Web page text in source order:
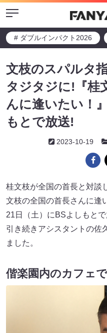
Menu
# ダブルインパクト2026
文枝のスパルタ
タジタジに!『桂
んに逢いたい！
もとで放送!
2023-10-19
桂文枝が全国の首長と対談
文枝の全国の首長さんに逢
21日（土）にBSよしもと
引き続きアシスタントの佐
ました。
偕楽園内のカフェ